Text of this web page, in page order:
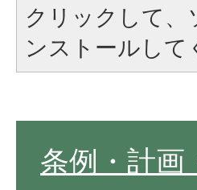
クリックして
ンストールして
条例・計画